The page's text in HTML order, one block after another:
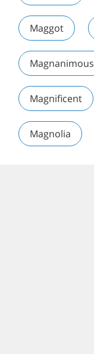
Maggot
Magnanimous
Magnificent
Magnolia